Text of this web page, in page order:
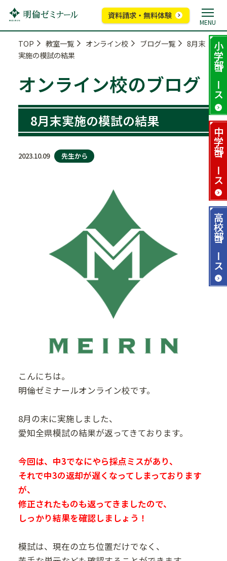
資料請求・無料体験
MENU
小学部
コース
中学部
コース
高校部
コース
TOP 教室一覧 オンライン校 ブログ一覧
8月末
実施の模試の結果
オンライン校のブログ
8月末実施の模試の結果
2023.10.09 先生から
こんにちは。
明倫ゼミナールオンライン校です。
8月の末に実施しました、
愛知全県模試の結果が返ってきております。
今回は、中3でなにやら採点ミスがあり、
それで中3の返却が遅くなってしまっております
が、
修正されたものも返ってきましたので、
しっかり結果を確認しましょう！
模試は、現在の立ち位置だけでなく、